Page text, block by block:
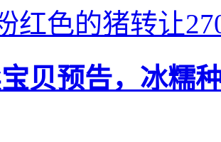
红色的猪转让
贝预告，冰糯